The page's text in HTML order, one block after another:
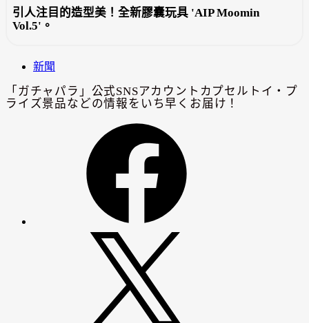
引人注目的造型美！全新膠囊玩具 'AIP Moomin
Vol.5'。
新聞